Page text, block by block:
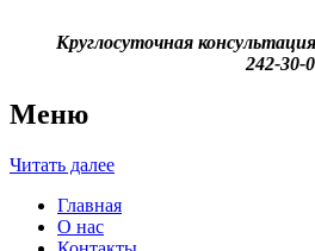
Круглосуточная
242-30-
Меню
Читать далее
Главная
О нас